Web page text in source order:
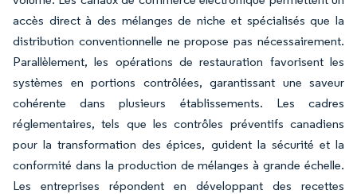
accès direct à des mélanges de niche et spécialisés que la
distribution conventionnelle ne propose pas nécessairement.
Parallèlement, les opérations de restauration favorisent les
systèmes en portions contrôlées, garantissant une saveur
cohérente dans plusieurs établissements. Les cadres
réglementaires, tels que les contrôles préventifs canadiens
pour la transformation des épices, guident la sécurité et la
conformité dans la production de mélanges à grande échelle.
Les entreprises répondent en développant des recettes